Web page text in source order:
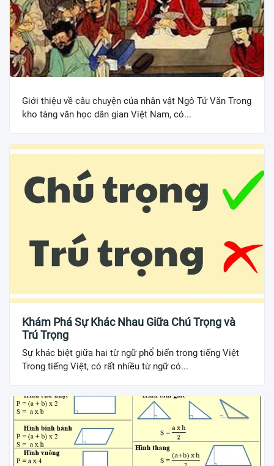
Giới thiệu về câu chuyện của nhân vật Ngô Tử Văn Trong
kho tàng văn học dân gian Việt Nam, có...
Khám Phá Sự Khác Nhau Giữa Chú Trọng và
Trú Trọng
Sự khác biệt giữa hai từ ngữ phổ biến trong tiếng Việt
Trong tiếng Việt, có rất nhiều từ ngữ có...